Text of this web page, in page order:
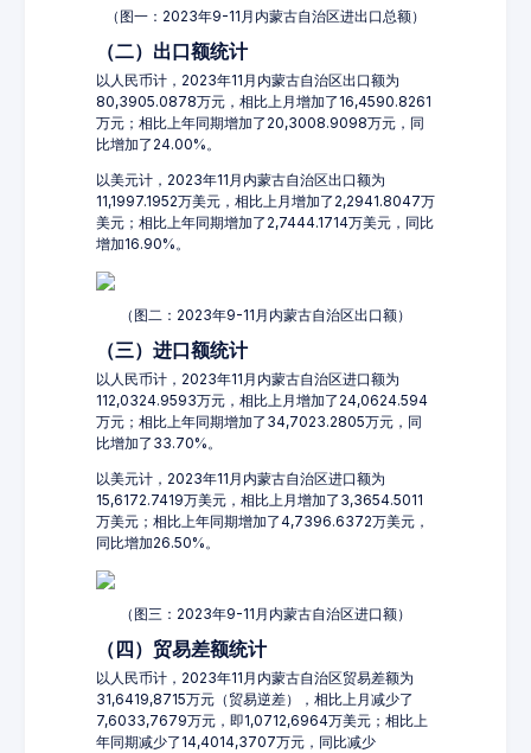
（图一：2023年9-11月内蒙古自治区进出口总额）
（二）出口额统计
以人民币计，2023年11月内蒙古自治区出口额为
80,3905.0878万元，相比上月增加了16,4590.8261
万元；相比上年同期增加了20,3008.9098万元，同
比增加了24.00%。
以美元计，2023年11月内蒙古自治区出口额为
11,1997.1952万美元，相比上月增加了2,2941.8047万
美元；相比上年同期增加了2,7444.1714万美元，同比
增加16.90%。
（图二：2023年9-11月内蒙古自治区出口额）
（三）进口额统计
以人民币计，2023年11月内蒙古自治区进口额为
112,0324.9593万元，相比上月增加了24,0624.594
万元；相比上年同期增加了34,7023.2805万元，同
比增加了33.70%。
以美元计，2023年11月内蒙古自治区进口额为
15,6172.7419万美元，相比上月增加了3,3654.5011
万美元；相比上年同期增加了4,7396.6372万美元，
同比增加26.50%。
（图三：2023年9-11月内蒙古自治区进口额）
（四）贸易差额统计
以人民币计，2023年11月内蒙古自治区贸易差额为
31,6419,8715万元（贸易逆差），相比上月减少了
7,6033,7679万元，即1,0712,6964万美元；相比上
年同期减少了14,4014,3707万元，同比减少